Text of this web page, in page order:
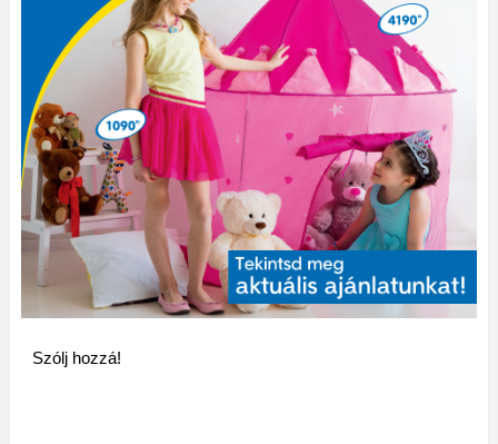
Szólj hozzá!